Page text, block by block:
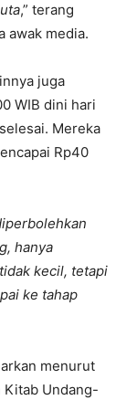
,” terang
awak media.
juga
WIB dini hari
Mereka
Rp40
hanya
kecil, tetapi
ke tahap
menurut
Kitab Undang-